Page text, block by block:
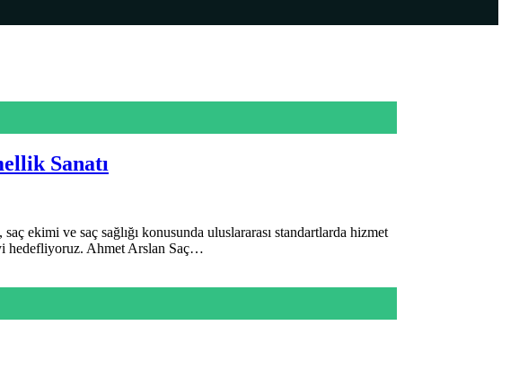
Sanatı
ekimi ve saç sağlığı konusunda uluslararası standartlarda hizmet
hedefliyoruz. Ahmet Arslan Saç…